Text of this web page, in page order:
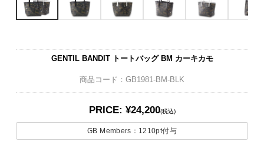
GENTIL BANDIT トートバッグ BM カーキカモ
商品コード：GB1981-BM-BLK
PRICE: ¥24,200(税込)
GB Members： 1210pt付与